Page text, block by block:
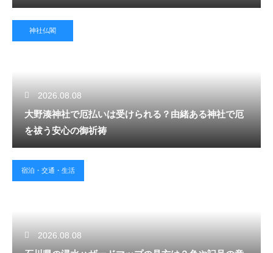
神社仏閣
2026.08.08
大野湊神社で厄払いは受けられる？由緒ある神社で厄
を祓う安心の御祈祷
宿泊・交通・生活
2026.08.08